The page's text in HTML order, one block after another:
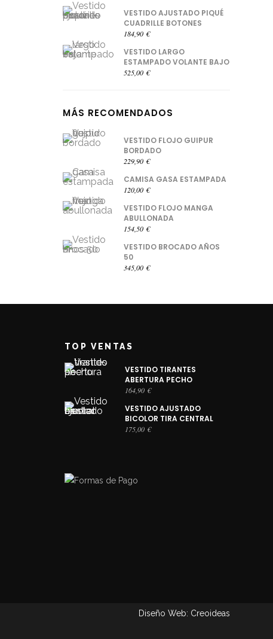
VESTIDO AJUSTADO PIQUÉ
CUADRILLE BOTONES
184,90 €
VESTIDO LARGO
ESTAMPADO VOLANTE BAJO
525,00 €
MÁS RECOMENDADOS
VESTIDO FLOJO GUIPUR
BORDADO
229,90 €
CAMISA GASA ESTAMPADA
120,00 €
VESTIDO FLOJO MANGA
ABULLONADA
154,50 €
VESTIDO BROCADO AÑOS
50
345,00 €
TOP VENTAS
VESTIDO TIRANTES
ABERTURA PECHO
164,90 €
VESTIDO AJUSTADO
BICOLOR TIRA CENTRAL
175,00 €
Diseño Web: Creoideas